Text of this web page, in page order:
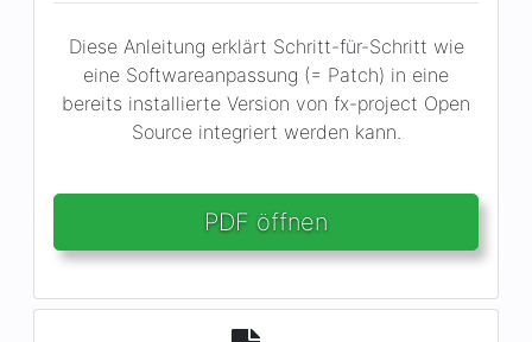
Diese Anleitung erklärt Schritt-für-Schritt wie
eine Softwareanpassung (= Patch) in eine
bereits installierte Version von fx-project Open
Source integriert werden kann.
PDF öffnen